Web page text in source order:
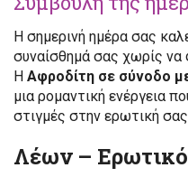
Η σημερινή ημέρα σας
συναίσθημά σας χωρίς να
Η Αφροδίτη σε σύνοδο
μια ρομαντική ενέργεια
στιγμές στην ερωτική
Λέων –